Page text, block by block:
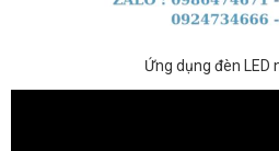
Ứng dụng đèn LED